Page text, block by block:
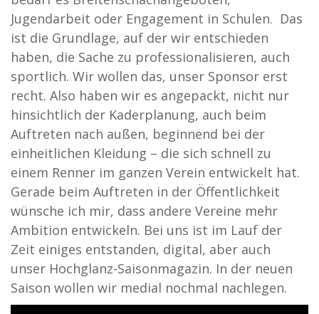
Jugendarbeit oder Engagement in Schulen. Das
ist die Grundlage, auf der wir entschieden
haben, die Sache zu professionalisieren, auch
sportlich. Wir wollen das, unser Sponsor erst
recht. Also haben wir es angepackt, nicht nur
hinsichtlich der Kaderplanung, auch beim
Auftreten nach außen, beginnend bei der
einheitlichen Kleidung – die sich schnell zu
einem Renner im ganzen Verein entwickelt hat.
Gerade beim Auftreten in der Öffentlichkeit
wünsche ich mir, dass andere Vereine mehr
Ambition entwickeln. Bei uns ist im Lauf der
Zeit einiges entstanden, digital, aber auch
unser Hochglanz-Saisonmagazin. In der neuen
Saison wollen wir medial nochmal nachlegen.